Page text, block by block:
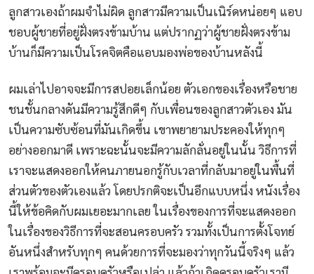
ลูกสาวเองถ้าผมจำไม่ผิด ลูกสาวมีความเป็นเนิร์ดหน่อยๆ แอบ
ชอบผู้ชายที่อยู่ฝั่งตรงข้ามบ้าน แต่ปรากฏว่าผู้ชายฝั่งตรงข้าม
บ้านก็มีความเป็นโรคจิตคือแอบมองพ่อของบ้านหลังนี้
ผมเล่าไปอาจจะมีการสปอยเล็กน้อย ตัวเอกของเรื่องหรือชาย
ชนชั้นกลางดันมีความรู้สึกดีๆ กับเพื่อนของลูกสาวตัวเอง มัน
เป็นความซับซ้อนที่มันเกิดขึ้น เขาพยายามประคองให้ทุกๆ
อย่างออกมาดี เพราะฉะนั้นจะมีความลักลั่นอยู่ในนั้น วิธีการที่
เราจะแสดงออกให้คนภายนอกรู้กับเวลาที่กลับมาอยู่ในพื้นที่
ส่วนตัวของตัวเองแล้ว โดยปรกติจะเป็นอีกแบบหนึ่ง หนังเรื่อง
นี้ให้ข้อคิดกับผมเยอะมากเลย ในเรื่องของการที่จะแสดงออก
ในเรื่องของวิธีการที่จะสอนครอบครัว รวมทั้งเป็นการตั้งโจทย์
อันหนึ่งสำหรับทุกๆ คนด้วยการที่จะมองว่าทุกวันนี้จริงๆ แล้ว